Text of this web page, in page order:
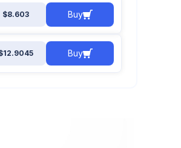
$8.603 Buy
Buy